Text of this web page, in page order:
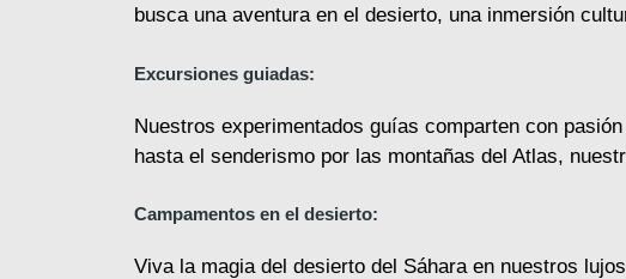
busca una aventura en el desierto, una inmersión
Excursiones guiadas:
Nuestros experimentados guías comparten con
hasta el senderismo por las montañas del Atlas,
Campamentos en el desierto:
Viva la magia del desierto del Sáhara en nuestros